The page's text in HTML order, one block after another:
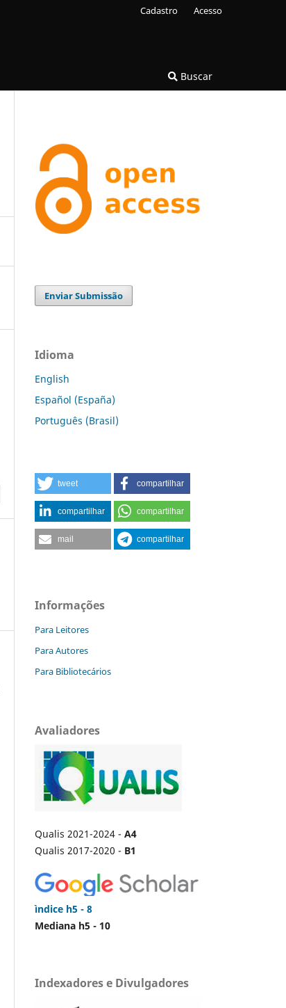
Buscar
Cadastro Acesso
Enviar Submissão
Idioma
English
Español (España)
Português (Brasil)
tweet compartilhar
compartilhar compartilhar
mail compartilhar
Informações
Para Leitores
Para Autores
Para Bibliotecários
Avaliadores
Qualis 2021-2024 - A4
Qualis 2017-2020 - B1
ìndice h5 - 8
Mediana h5 - 10
Indexadores e Divulgadores